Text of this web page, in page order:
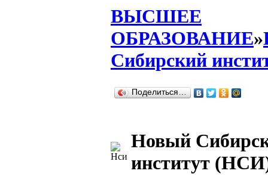
ВЫСШЕЕ
ОБРАЗОВАНИЕ»
Сибирский
Поделиться…
Новый
институт